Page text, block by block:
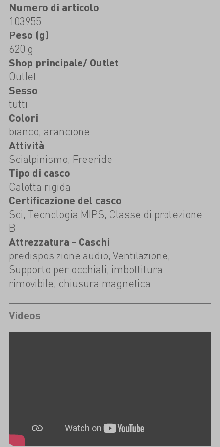
Numero di articolo
103955
Peso (g)
620 g
Shop principale/ Outlet
Outlet
Sesso
tutti
Colori
bianco, arancione
Attività
Scialpinismo, Freeride
Tipo di casco
Calotta rigida
Certificazione del casco
Sci, Tecnologia MIPS, Classe di protezione
B
Attrezzatura - Caschi
predisposizione audio, Ventilazione,
Supporto per occhiali, imbottitura
rimovibile, chiusura magnetica
Videos